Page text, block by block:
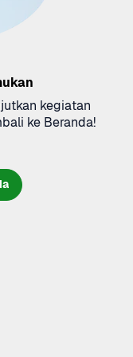
kegiatan
ke Beranda!